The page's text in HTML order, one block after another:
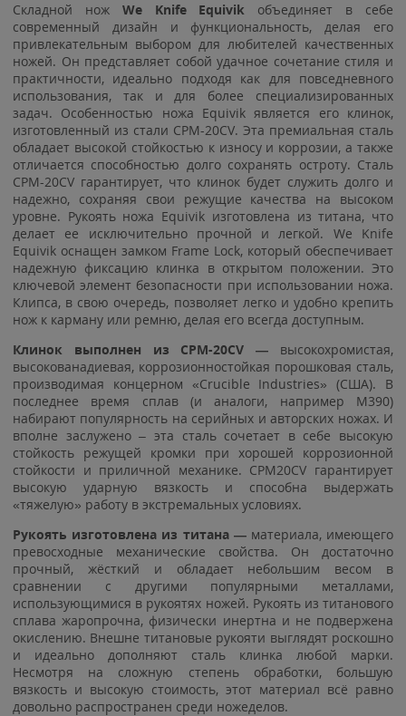
Складной нож We Knife Equivik объединяет в себе
современный дизайн и функциональность, делая его
привлекательным выбором для любителей качественных
ножей. Он представляет собой удачное сочетание стиля и
практичности, идеально подходя как для повседневного
использования, так и для более специализированных
задач. Особенностью ножа Equivik является его клинок,
изготовленный из стали CPM-20CV. Эта премиальная сталь
обладает высокой стойкостью к износу и коррозии, а также
отличается способностью долго сохранять остроту. Сталь
CPM-20CV гарантирует, что клинок будет служить долго и
надежно, сохраняя свои режущие качества на высоком
уровне. Рукоять ножа Equivik изготовлена из титана, что
делает ее исключительно прочной и легкой. We Knife
Equivik оснащен замком Frame Lock, который обеспечивает
надежную фиксацию клинка в открытом положении. Это
ключевой элемент безопасности при использовании ножа.
Клипса, в свою очередь, позволяет легко и удобно крепить
нож к карману или ремню, делая его всегда доступным.
Клинок выполнен из CPM-20CV — высокохромистая,
высокованадиевая, коррозионностойкая порошковая сталь,
производимая концерном «Crucible Industries» (США). В
последнее время сплав (и аналоги, например M390)
набирают популярность на серийных и авторских ножах. И
вполне заслужено – эта сталь сочетает в себе высокую
стойкость режущей кромки при хорошей коррозионной
стойкости и приличной механике. CPM20CV гарантирует
высокую ударную вязкость и способна выдержать
«тяжелую» работу в экстремальных условиях.
Рукоять изготовлена из титана —материала, имеющего
превосходные механические свойства. Он достаточно
прочный, жёсткий и обладает небольшим весом в
сравнении с другими популярными металлами,
использующимися в рукоятях ножей. Рукоять из титанового
сплава жаропрочна, физически инертна и не подвержена
окислению. Внешне титановые рукояти выглядят роскошно
и идеально дополняют сталь клинка любой марки.
Несмотря на сложную степень обработки, большую
вязкость и высокую стоимость, этот материал всё равно
довольно распространен среди ножеделов.